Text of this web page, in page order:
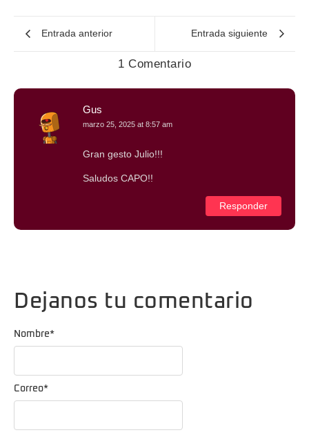
Entrada anterior Entrada siguiente
1 Comentario
Gus
marzo 25, 2025 at 8:57 am
Gran gesto Julio!!!
Saludos CAPO!!
Responder
Dejanos tu comentario
Nombre*
Correo*